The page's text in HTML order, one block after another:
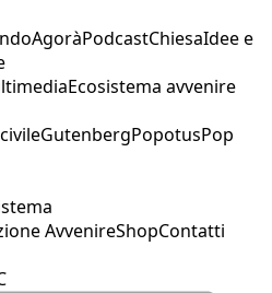
AgoràPodcastChiesaIdee e
Ecosistema avvenire
GutenbergPopotusPop
AvvenireShopContatti